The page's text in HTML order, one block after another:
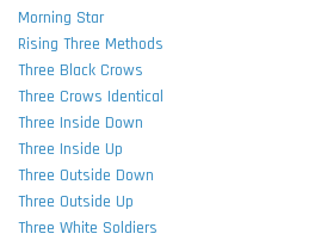
Morning Star
Rising Three Methods
Three Black Crows
Three Crows Identical
Three Inside Down
Three Inside Up
Three Outside Down
Three Outside Up
Three White Soldiers